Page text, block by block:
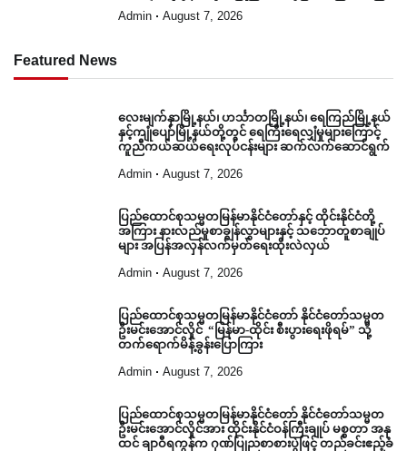
Admin August 7, 2026
Featured News
လေးမျက်နှာမြို့နယ်၊ ဟင်္သာတမြို့နယ်၊ ရေကြည်မြို့နယ်
နှင့်ကျုံပျော်မြို့နယ်တို့တွင် ရေကြီးရေလျှံမှုများကြောင့်
ကူညီကယ်ဆယ်ရေးလုပ်ငန်းများ ဆက်လက်ဆောင်ရွက်
Admin August 7, 2026
ပြည်ထောင်စုသမ္မတမြန်မာနိုင်ငံတော်နှင့် ထိုင်းနိုင်ငံတို့
အကြား နားလည်မှုစာချွန်လွှာများနှင့် သဘောတူစာချုပ်
များ အပြန်အလှန်လက်မှတ်ရေးထိုးလဲလှယ်
Admin August 7, 2026
ပြည်ထောင်စုသမ္မတမြန်မာနိုင်ငံတော် နိုင်ငံတော်သမ္မတ
ဦးမင်းအောင်လှိုင် “မြန်မာ-ထိုင်း စီးပွားရေးဖိုရမ်” သို့
တက်ရောက်မိန့်ခွန်းပြောကြား
Admin August 7, 2026
ပြည်ထောင်စုသမ္မတမြန်မာနိုင်ငံတော် နိုင်ငံတော်သမ္မတ
ဦးမင်းအောင်လှိုင်အား ထိုင်းနိုင်ငံဝန်ကြီးချုပ် မစ္စတာ အနု
ထင် ချာဝီရကွန်က ဂုဏ်ပြုညစာစားပွဲဖြင့် တည်ခင်းဧည့်ခံ